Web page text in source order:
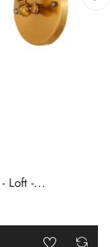
Loft -...